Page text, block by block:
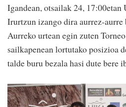
Igandean, otsailak 24,
Irurtzun izango dira aurrez-
Aurreko urtean egin zuten
sailkapenean lortutako posizioa
talde buru bezala hasi dute bere